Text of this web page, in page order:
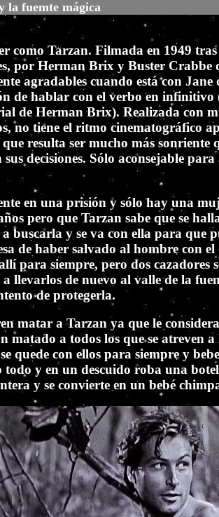
Tarzan. Filmada en 1949
por Herman Brix y Buster Crabbe
agradables cuando está con Jane
de hablar con el verbo en infinitivo
de Herman Brix). Realizada con
no tiene el ritmo cinematográfico
resulta ser mucho más sonriente
decisiones. Sólo aconsejable
en una prisión y sólo hay una
pero que Tarzan sabe que se
y se va con ella para que
de haber salvado al hombre con el
para siempre, pero dos
llevarlos de nuevo al valle de la
de protegerla.
matar a Tarzan ya que le
a todos los que se atreven
quede con ellos para siempre y
y en un descuido roba una
y se convierte en un bebé